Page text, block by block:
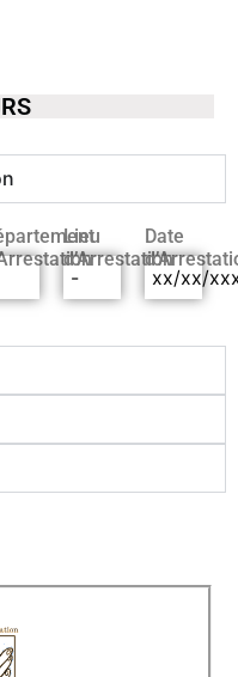
Lieu
d’Arrestation
-
Date
xx/xx/